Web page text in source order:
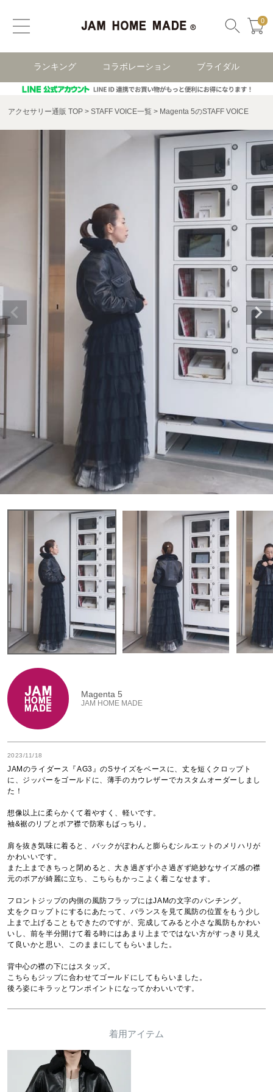
0
ランキング コラボレーション ブライダル
アクセサリー通販 TOP STAFF VOICE一覧 Magenta 5のSTAFF VOICE
Magenta 5
JAM HOME MADE
2023/11/18
JAMのライダース『AG3』のSサイズをベースに、丈を短くクロップト
に、ジッパーをゴールドに、薄手のカウレザーでカスタムオーダーしまし
た！
想像以上に柔らかくて着やすく、軽いです。
袖&裾のリブとボア襟で防寒もばっちり。
肩を抜き気味に着ると、バックがぽわんと膨らむシルエットのメリハリが
かわいいです。
また上まできちっと閉めると、大き過ぎず小さ過ぎず絶妙なサイズ感の襟
元のボアが綺麗に立ち、こちらもかっこよく着こなせます。
フロントジップの内側の風防フラップにはJAMの文字のパンチング。
丈をクロップトにするにあたって、バランスを見て風防の位置をもう少し
上まで上げることもできたのですが、完成してみると小さな風防もかわい
いし、前を半分開けて着る時にはあまり上までではない方がすっきり見え
て良いかと思い、このままにしてもらいました。
背中心の襟の下にはスタッズ。
こちらもジップに合わせてゴールドにしてもらいました。
後ろ姿にキラッとワンポイントになってかわいいです。
着用アイテム